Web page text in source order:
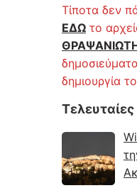
Τίποτα δεν
ΕΔΩ το
δημιουργία